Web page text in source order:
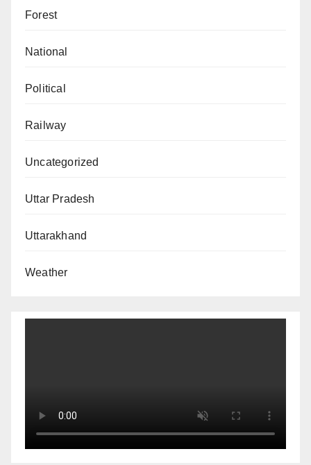
Forest
National
Political
Railway
Uncategorized
Uttar Pradesh
Uttarakhand
Weather